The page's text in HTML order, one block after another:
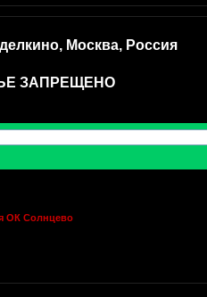
Москва, Россия
ЗАПРЕЩЕНО
ОК Солнцево